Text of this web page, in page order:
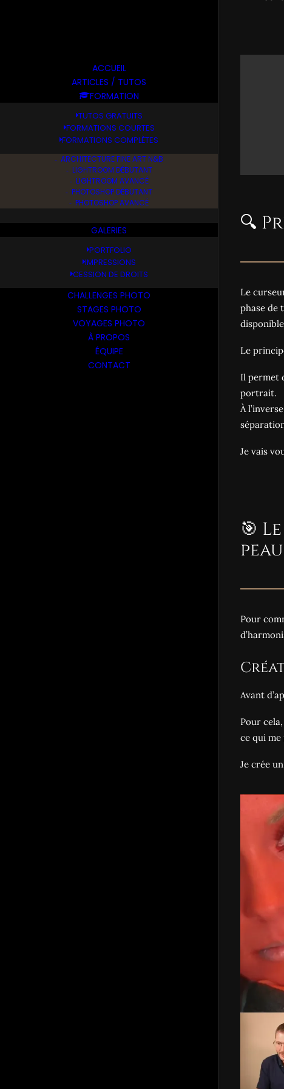
ACCUEIL
ARTICLES / TUTOS
FORMATION
TUTOS GRATUITS
FORMATIONS COURTES
FORMATIONS COMPLÈTES
ARCHITECTURE FINE ART N&B
LIGHTROOM DÉBUTANT
LIGHTROOM AVANCÉ
PHOTOSHOP DÉBUTANT
PHOTOSHOP AVANCÉ
GALERIES
PORTFOLIO
IMPRESSIONS
CESSION DE DROITS
CHALLENGES PHOTO
STAGES PHOTO
VOYAGES PHOTO
À PROPOS
ÉQUIPE
CONTACT
🔍
Le
phase de
Le
Il permet
portrait.
À
Je vais
🎯
peau
Pour
Avant
Pour
ce qui
Je crée